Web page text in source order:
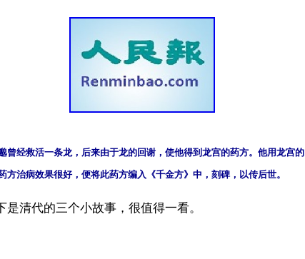
曾经救活一条龙，后来由于龙的回谢，使他得到龙宫的药方。他用龙宫的
是清代的三个小故事，很值得一看。